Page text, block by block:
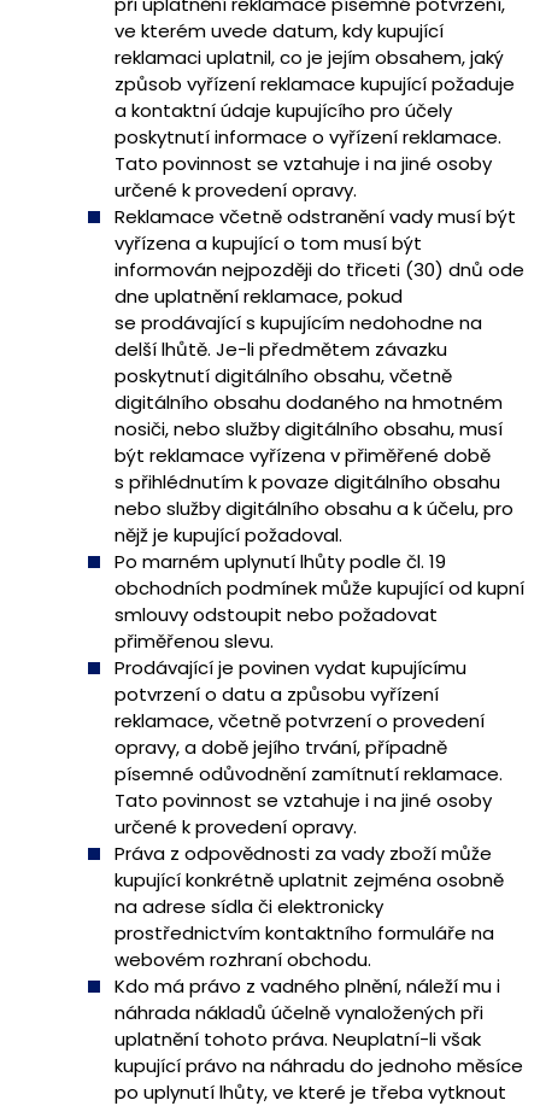
ve kterém uvede datum, kdy kupující
reklamaci uplatnil, co je jejím obsahem, jaký
způsob vyřízení reklamace kupující požaduje
a kontaktní údaje kupujícího pro účely
poskytnutí informace o vyřízení reklamace.
Tato povinnost se vztahuje i na jiné osoby
určené k provedení opravy.
Reklamace včetně odstranění vady musí být
vyřízena a kupující o tom musí být
informován nejpozději do třiceti (30) dnů ode
dne uplatnění reklamace, pokud
se prodávající s kupujícím nedohodne na
delší lhůtě. Je-li předmětem závazku
poskytnutí digitálního obsahu, včetně
digitálního obsahu dodaného na hmotném
nosiči, nebo služby digitálního obsahu, musí
být reklamace vyřízena v přiměřené době
s přihlédnutím k povaze digitálního obsahu
nebo služby digitálního obsahu a k účelu, pro
nějž je kupující požadoval.
Po marném uplynutí lhůty podle čl. 19
obchodních podmínek může kupující od kupní
smlouvy odstoupit nebo požadovat
přiměřenou slevu.
Prodávající je povinen vydat kupujícímu
potvrzení o datu a způsobu vyřízení
reklamace, včetně potvrzení o provedení
opravy, a době jejího trvání, případně
písemné odůvodnění zamítnutí reklamace.
Tato povinnost se vztahuje i na jiné osoby
určené k provedení opravy.
Práva z odpovědnosti za vady zboží může
kupující konkrétně uplatnit zejména osobně
na adrese sídla či elektronicky
prostřednictvím kontaktního formuláře na
webovém rozhraní obchodu.
Kdo má právo z vadného plnění, náleží mu i
náhrada nákladů účelně vynaložených při
uplatnění tohoto práva. Neuplatní-li však
kupující právo na náhradu do jednoho měsíce
po uplynutí lhůty, ve které je třeba vytknout